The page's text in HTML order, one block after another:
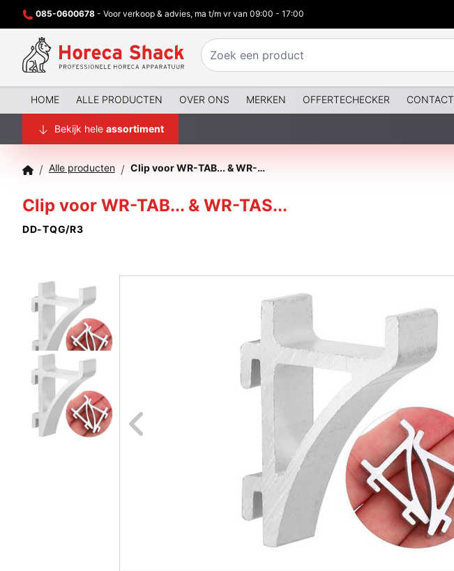
085-0600678 - Voor verkoop & advies, ma t/m vr van 09:00 - 17:00
HOME ALLE PRODUCTEN OVER ONS MERKEN OFFERTECHECKER CONTACT
Bekijk hele assortiment
/ Alle producten / Clip voor WR-TAB... & WR-TAS...
Clip voor WR-TAB... & WR-TAS...
DD-TQG/R3
Naar vorige foto